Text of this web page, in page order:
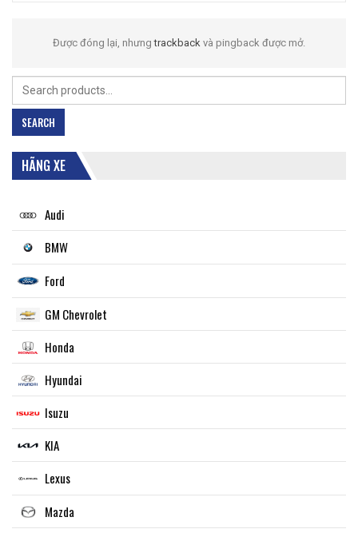
Được đóng lại, nhưngtrackback và pingback được mở.
Search
for:
SEARCH
HÃNG XE
Audi
BMW
Ford
GM Chevrolet
Honda
Hyundai
Isuzu
KIA
Lexus
Mazda